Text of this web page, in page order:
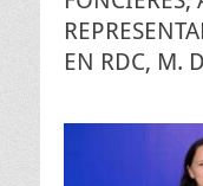
EN RDC, M.